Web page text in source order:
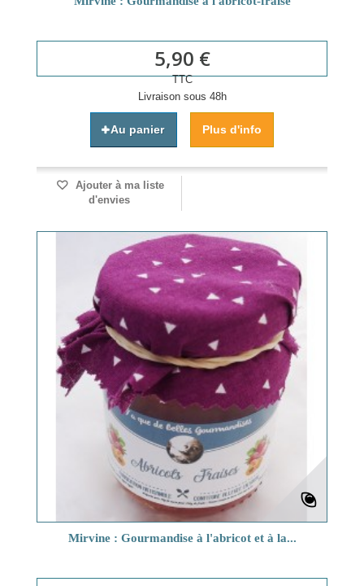
5,90 €
TTC
Livraison sous 48h
Au panier Plus d'info
Ajouter à ma liste
d'envies
Mirvine : Gourmandise à l'abricot et à la...